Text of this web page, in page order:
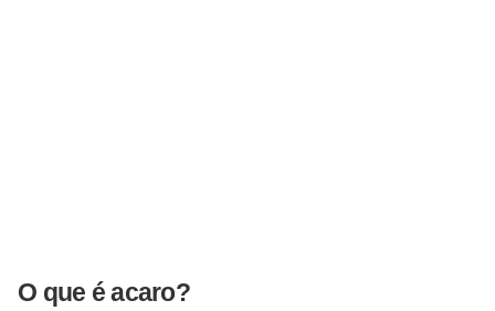
O que é acaro?
e